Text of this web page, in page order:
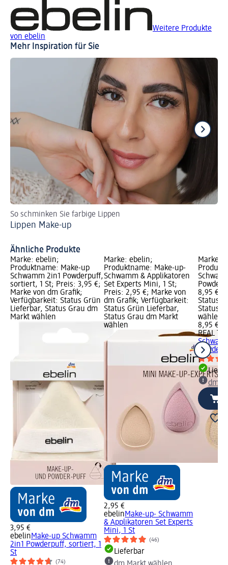
Weitere Produkte
von ebelin
Mehr Inspiration für Sie
So schminken Sie farbige Lippen
Lippen Make-up
Ähnliche Produkte
Marke: ebelin;
Produktname: Make-up
Schwamm 2in1 Powderpuff,
sortiert, 1 St; Preis: 3,95 €;
Marke von dm Grafik;
Verfügbarkeit: Status Grün
Lieferbar, Status Grau dm
Markt wählen
3,95 €
ebelinMake-up Schwamm
2in1 Powderpuff, sortiert, 1
St
(74)
Marke: ebelin;
Produktname: Make-up-
Schwamm & Applikatoren
Set Experts Mini, 1 St;
Preis: 2,95 €; Marke von
dm Grafik; Verfügbarkeit:
Status Grün Lieferbar,
Status Grau dm Markt
wählen
2,95 €
ebelinMake-up- Schwamm
& Applikatoren Set Experts
Mini, 1 St
(46)
Lieferbar
Marke:
Powder
8,95 €;
Status
Status
wählen
8,95 €
REAL
Powder
dm